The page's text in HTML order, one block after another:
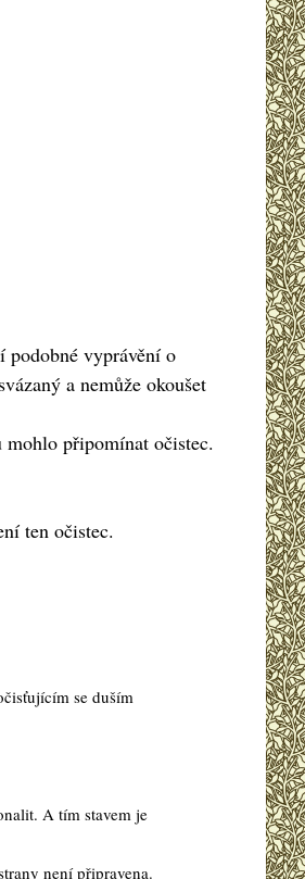
podobné vyprávění o
a nemůže okoušet
mohlo připomínat očistec.
ten očistec.
se duším
A tím stavem je
není připravena.